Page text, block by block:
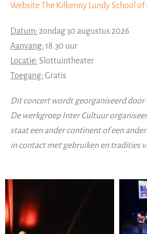
Website The Kilkenny Lundy School of
Datum: zondag 30 augustus 2026
Aanvang: 18.30 uur
Locatie: Slottuintheater
Toegang: Gratis
Dit concert wordt georganiseerd
De werkgroep Inter Cultuur
staat een ander continent of een
in contact met gebruiken en tradities